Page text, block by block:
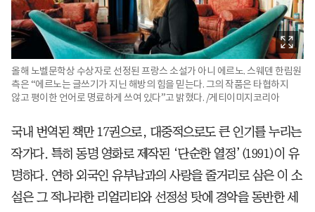
올해 노벨문학상 수상자로 선정된 프랑스 소설가 아니 에르노. 스웨덴 한림원
측은 “에르노는 글쓰기가 지닌 해방의 힘을 믿는다. 그의 작품은 타협하지
않고 평이한 언어로 명료하게 쓰여 있다”고 밝혔다. /게티이미지코리아
국내 번역된 책만 17권으로, 대중적으로도 큰 인기를 누리는
작가다. 특히 동명 영화로 제작된 ‘단순한 열정’(1991)이 유
명하다. 연하 외국인 유부남과의 사랑을 줄거리로 삼은 이 소
설은 그 적나라한 리얼리티와 선정성 탓에 경악을 동반한 세